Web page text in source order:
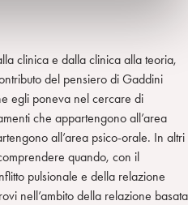
clinica e dalla clinica alla teoria,
del pensiero di Gaddini
egli poneva nel cercare di
che appartengono all’area
all’area psico-orale. In altri
quando, con il
pulsionale e della relazione
nell’ambito della relazione basata